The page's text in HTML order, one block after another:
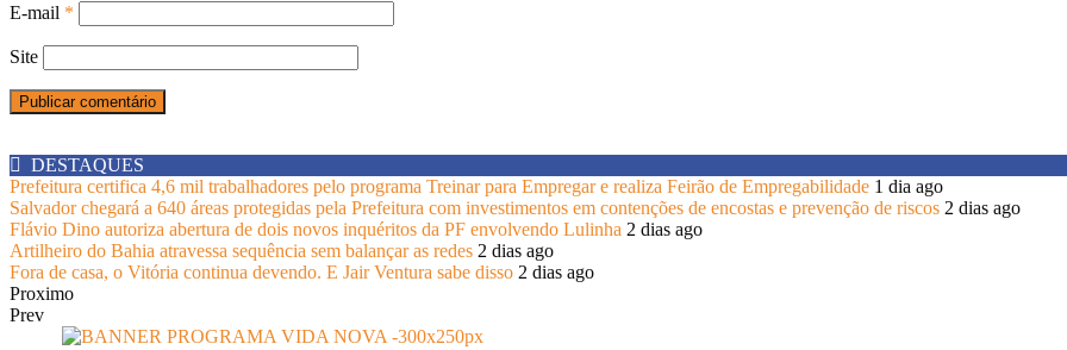
E-mail *
Site
DESTAQUES
Prefeitura certifica 4,6 mil trabalhadores pelo programa Treinar para Empregar e realiza Feirão de Empregabilidade 1 dia ago
Salvador chegará a 640 áreas protegidas pela Prefeitura com investimentos em contenções de encostas e prevenção de riscos 2 dias ago
Flávio Dino autoriza abertura de dois novos inquéritos da PF envolvendo Lulinha 2 dias ago
Artilheiro do Bahia atravessa sequência sem balançar as redes 2 dias ago
Fora de casa, o Vitória continua devendo. E Jair Ventura sabe disso 2 dias ago
Proximo
Prev